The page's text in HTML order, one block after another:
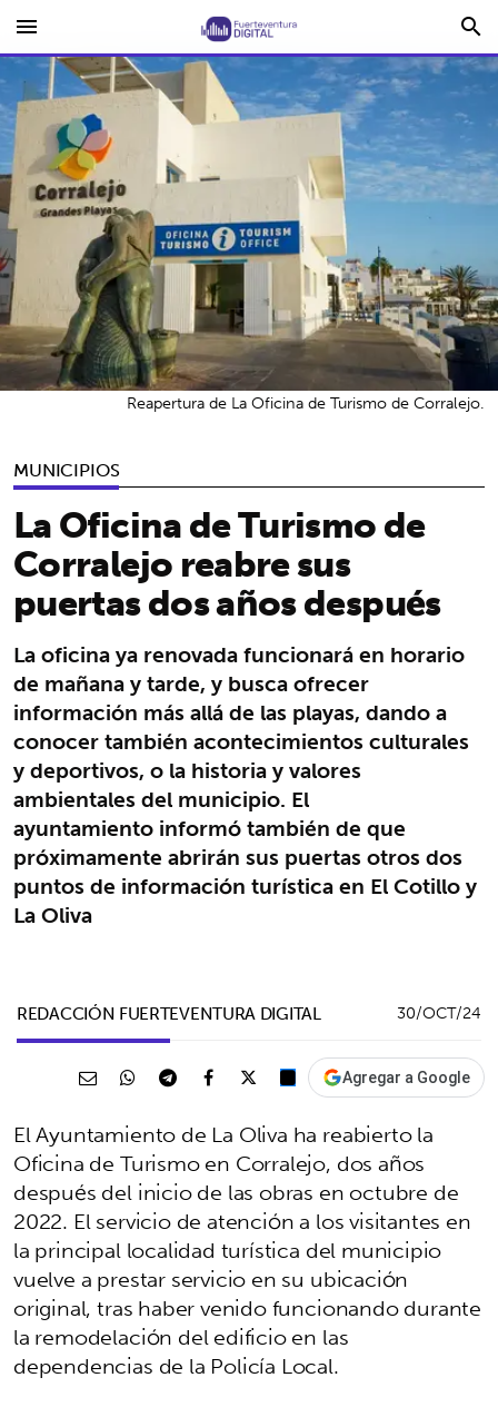
menu search
MUNICIPIOS
La Oficina de Turismo de
Corralejo reabre sus
puertas dos años después
La oficina ya renovada funcionará en horario
de mañana y tarde, y busca ofrecer
información más allá de las playas, dando a
conocer también acontecimientos culturales
y deportivos, o la historia y valores
ambientales del municipio. El
ayuntamiento informó también de que
próximamente abrirán sus puertas otros dos
puntos de información turística en El Cotillo y
La Oliva
Reapertura de La Oficina de Turismo de Corralejo.
REDACCIÓN FUERTEVENTURA DIGITAL 30/OCT/24
Agregar a Google
El Ayuntamiento de La Oliva ha reabierto la
Oficina de Turismo en Corralejo, dos años
después del inicio de las obras en octubre de
2022. El servicio de atención a los visitantes en
la principal localidad turística del municipio
vuelve a prestar servicio en su ubicación
original, tras haber venido funcionando durante
la remodelación del edificio en las
dependencias de la Policía Local.